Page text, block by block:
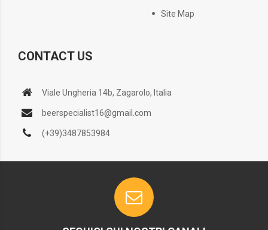
Site Map
CONTACT US
Viale Ungheria 14b, Zagarolo, Italia
beerspecialist16@gmail.com
(+39)3487853984